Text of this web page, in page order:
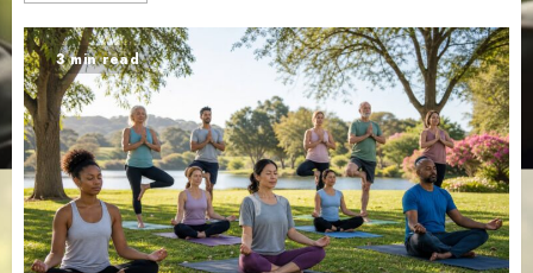
3 min read